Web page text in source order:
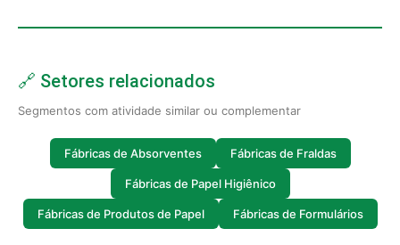
🔗 Setores relacionados
Segmentos com atividade similar ou complementar
Fábricas de Absorventes Fábricas de Fraldas
Fábricas de Papel Higiênico
Fábricas de Produtos de Papel Fábricas de Formulários